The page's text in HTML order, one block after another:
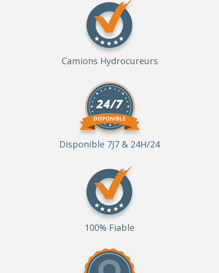
Camions Hydrocureurs
Disponible 7J7 & 24H/24
100% Fiable